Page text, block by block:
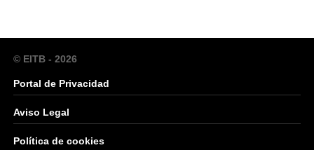
© EITB - 2026
Portal de Privacidad
Aviso Legal
Política de cookies